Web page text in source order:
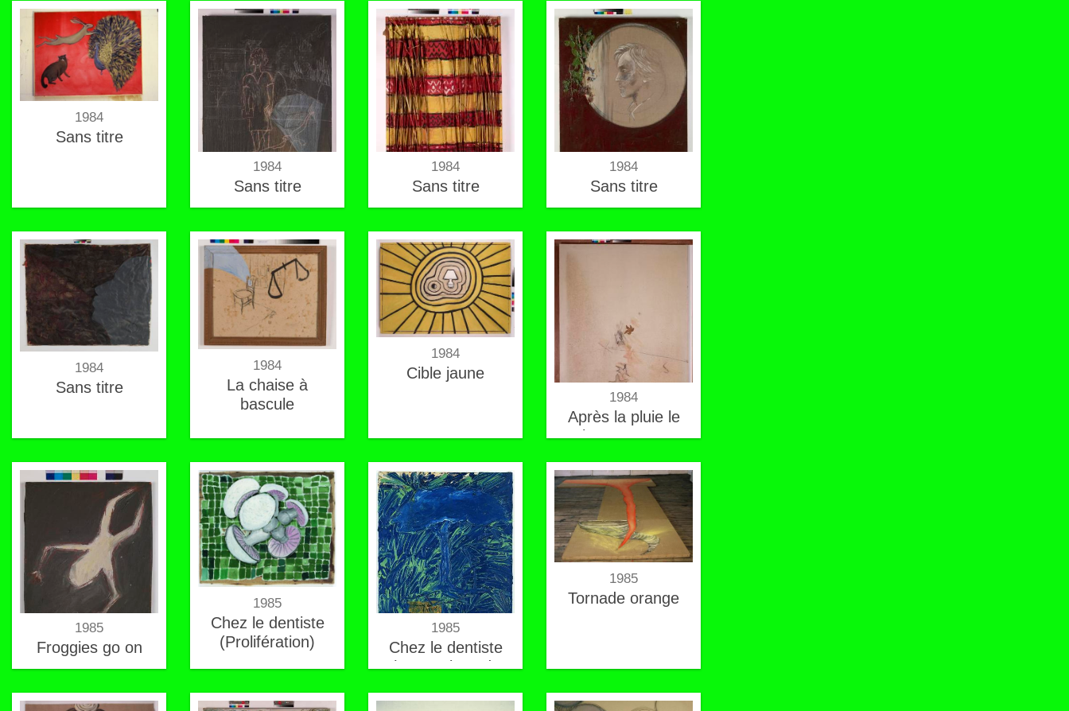
1984
Sans titre
1984
Sans titre
1984
Sans titre
1984
Sans titre
1984
Sans titre
1984
La chaise à
bascule
1984
Cible jaune
1984
Après la pluie le
beau temps
1985
Froggies go on
1985
Chez le dentiste
(Prolifération)
1985
Chez le dentiste
(Les racines de
1985
Tornade orange